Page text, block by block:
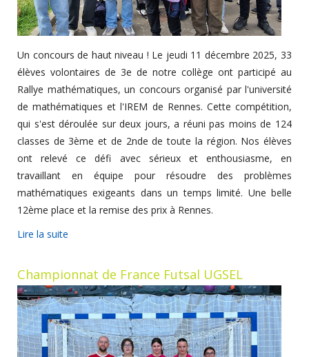
Un concours de haut niveau ! Le jeudi 11 décembre 2025, 33
élèves volontaires de 3e de notre collège ont participé au
Rallye mathématiques, un concours organisé par l'université
de mathématiques et l'IREM de Rennes. Cette compétition,
qui s'est déroulée sur deux jours, a réuni pas moins de 124
classes de 3ème et de 2nde de toute la région. Nos élèves
ont relevé ce défi avec sérieux et enthousiasme, en
travaillant en équipe pour résoudre des problèmes
mathématiques exigeants dans un temps limité. Une belle
12ème place et la remise des prix à Rennes.
Lire la suite
Championnat de France Futsal UGSEL